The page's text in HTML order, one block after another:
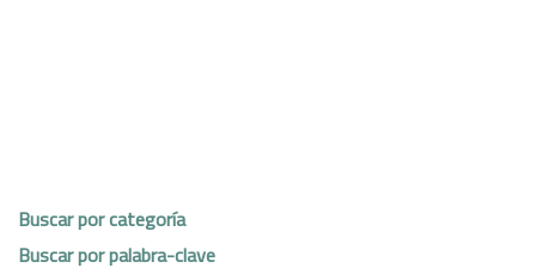
Buscar por categoría
Buscar por palabra-clave